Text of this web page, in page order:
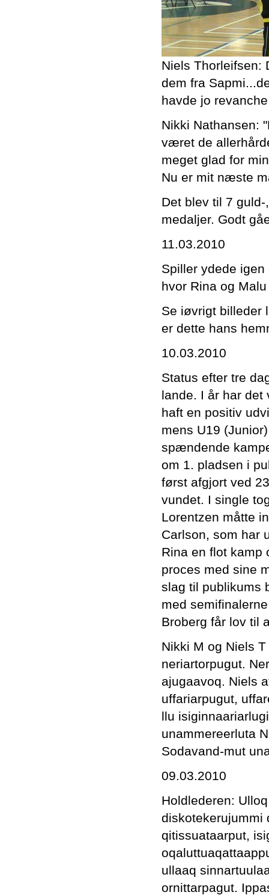
Niels
dem fra
havde jo
Nikki Nathansen:
været de
meget glad for
Nu er mit næste
Det blev til 7
medaljer. Godt
11.03.2010
Spiller ydede
hvor Rina og
Se iøvrigt billeder
er dette hans
10.03.2010
Status efter tre
lande. I år har det
haft en positiv
mens U19
spændende
om 1. pladsen i
først afgjort ved
vundet. I single
Lorentzen måtte
Carlson, som har
Rina en flot kamp
proces med sine
slag til publikums
med
Broberg får lov til
Nikki M og Niels
neriartorpugut.
ajugaavoq. Niels
uffariarpugut,
llu
unammereerluta
Sodavand-mut
09.03.2010
Holdlederen:
diskotekerujummi
qitissuataarput,
ullaaq
ornittarpagut.